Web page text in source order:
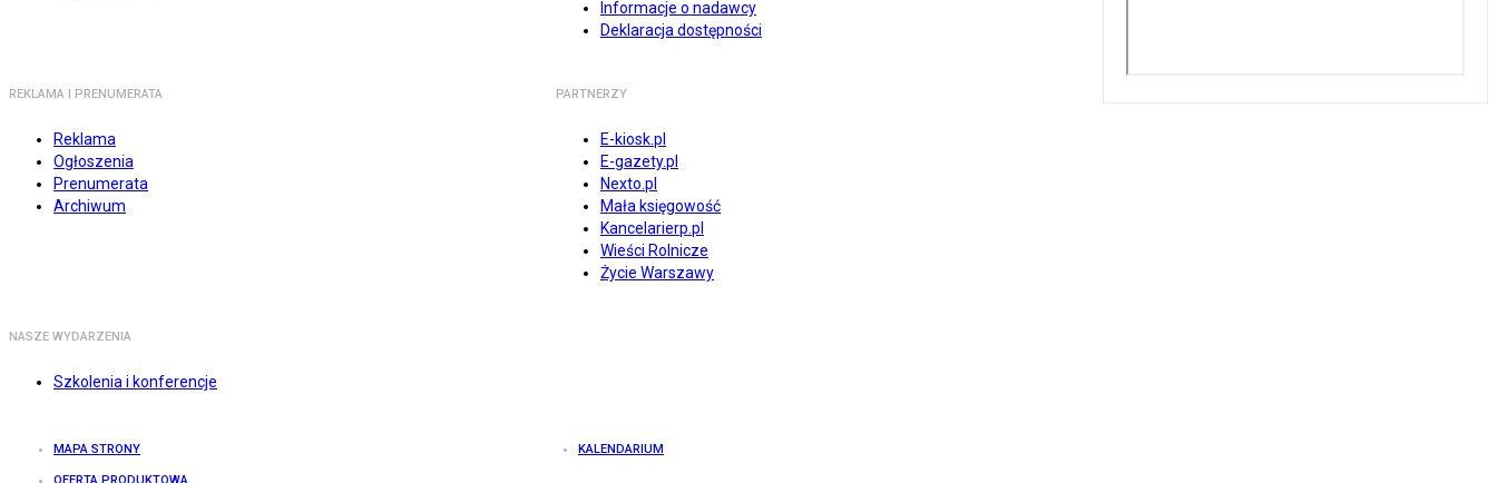
Informacje o nadawcy
Deklaracja dostępności
REKLAMA I PRENUMERATA
Reklama
Ogłoszenia
Prenumerata
Archiwum
PARTNERZY
E-kiosk.pl
E-gazety.pl
Nexto.pl
Mała księgowość
Kancelarierp.pl
Wieści Rolnicze
Życie Warszawy
NASZE WYDARZENIA
Szkolenia i konferencje
MAPA STRONY KALENDARIUM